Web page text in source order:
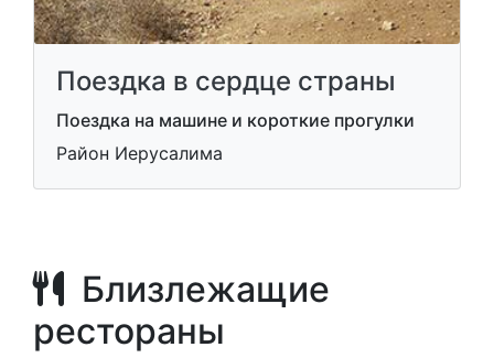
Поездка в сердце страны
Поездка на машине и короткие прогулки
Район Иерусалима
Близлежащие
рестораны